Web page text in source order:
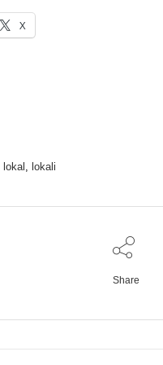
X
lokal , lokali
Share